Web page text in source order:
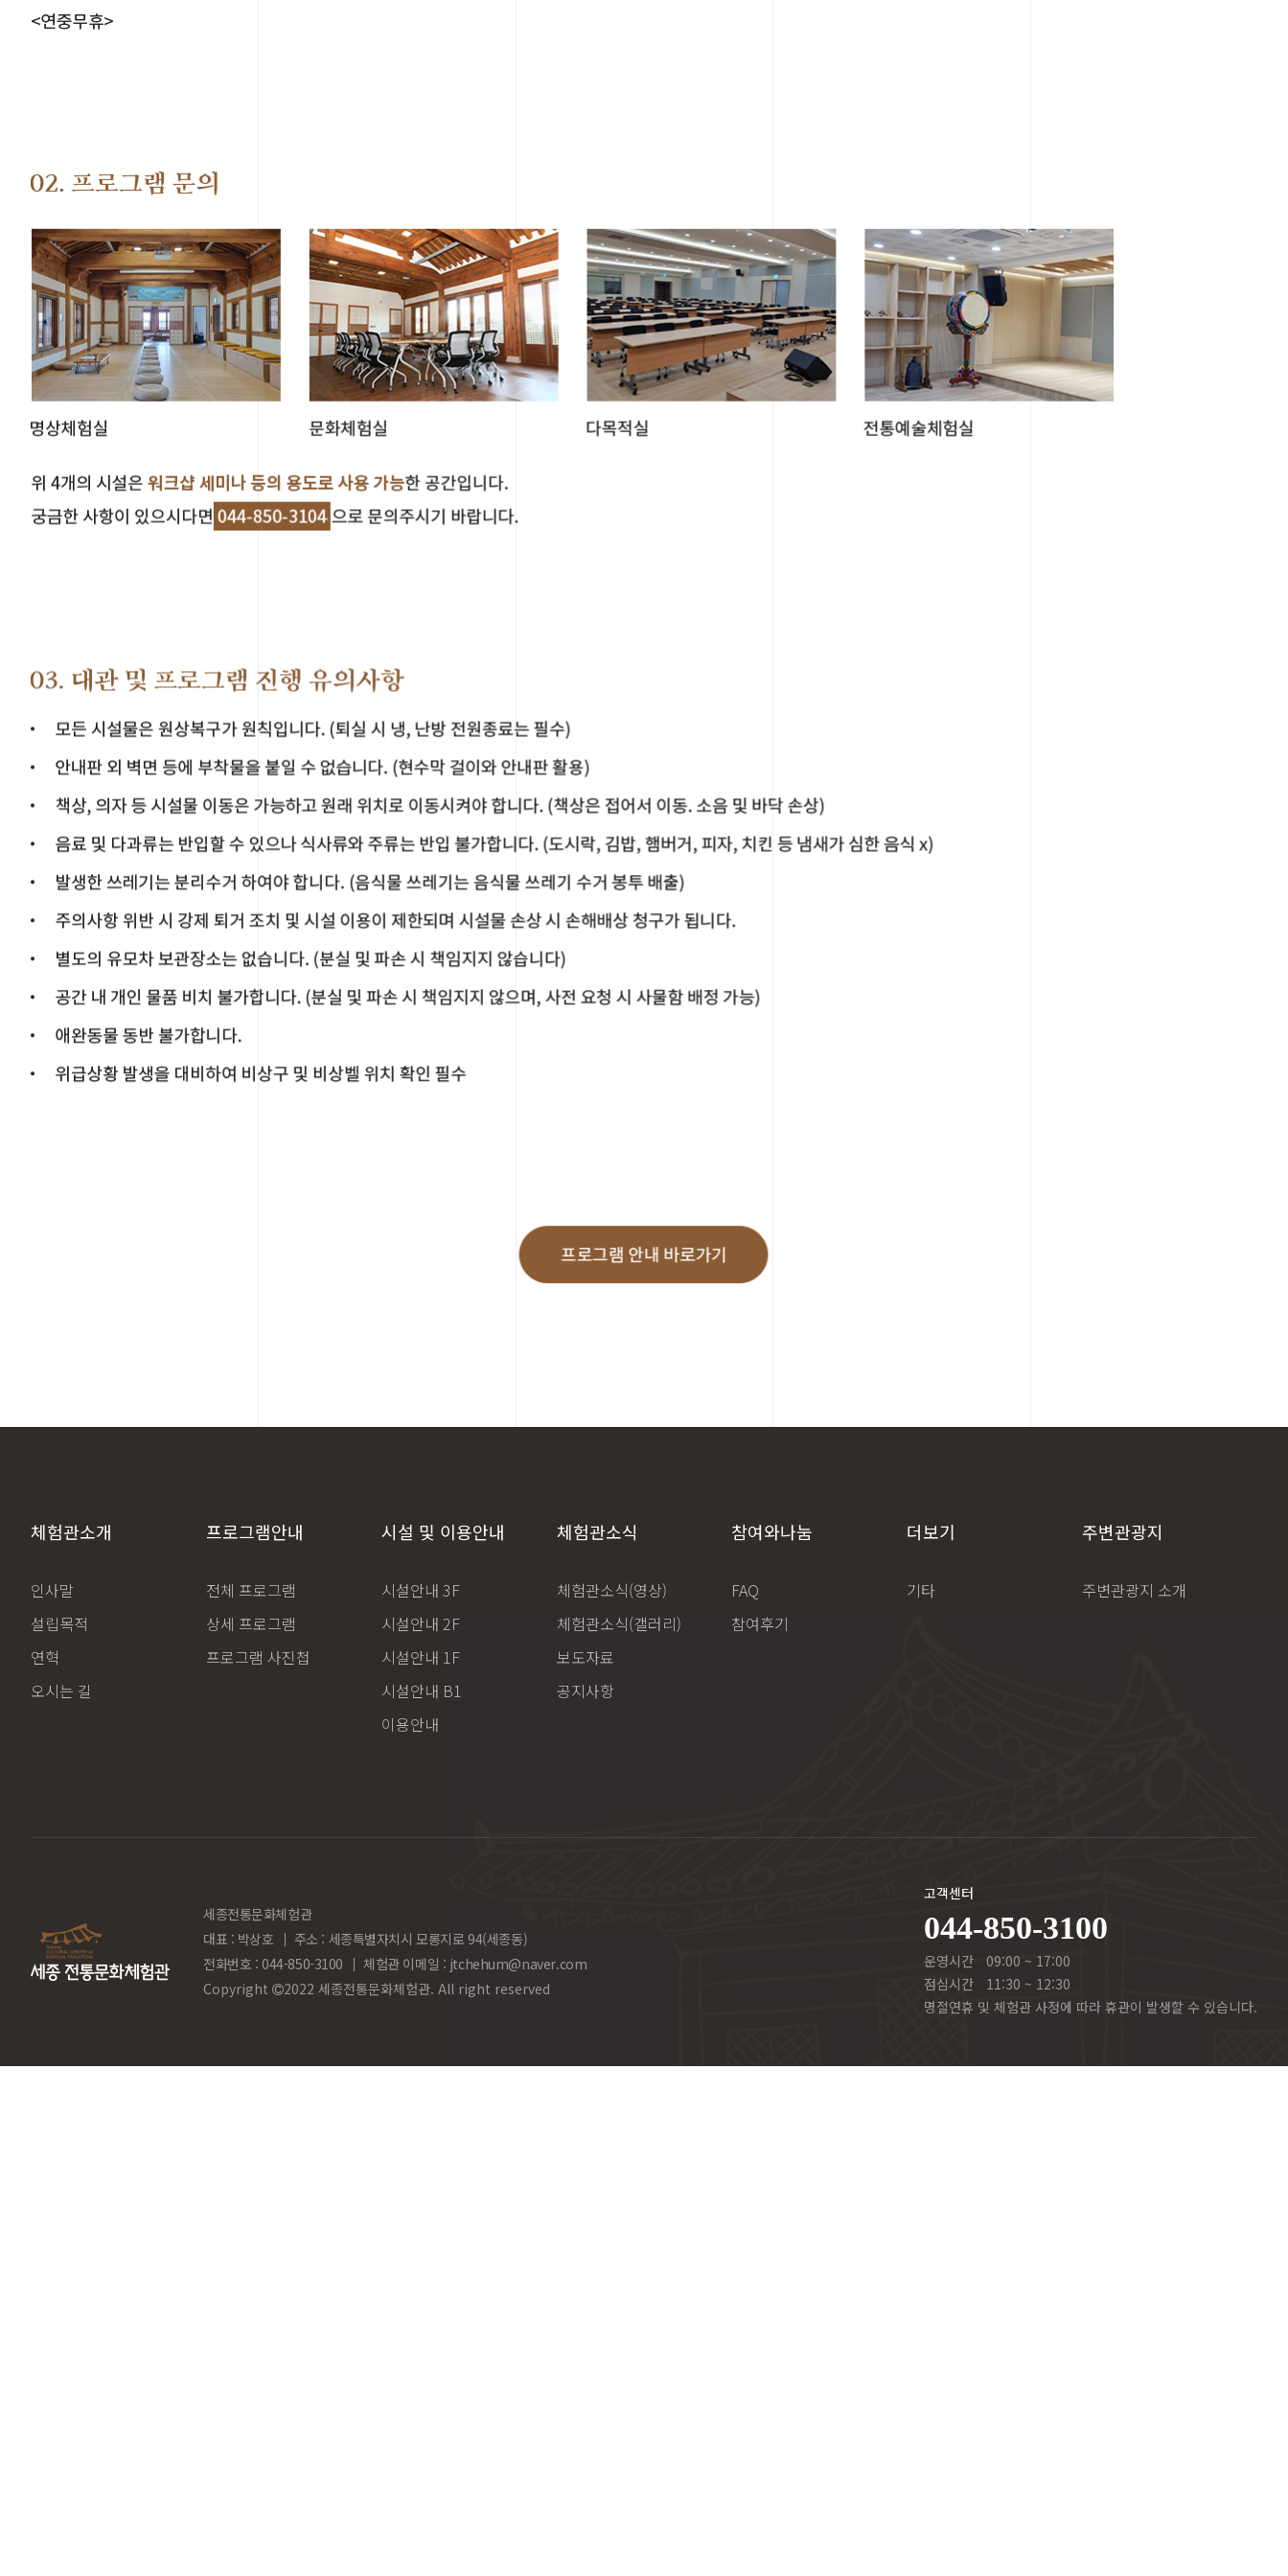
체험관소개
인사말
설립목적
연혁
오시는 길
프로그램안내
전체 프로그램
상세 프로그램
프로그램 사진첩
시설 및 이용안내
시설안내 3F
시설안내 2F
시설안내 1F
시설안내 B1
이용안내
체험관소식
체험관소식(영상)
체험관소식(갤러리)
보도자료
공지사항
참여와나눔
FAQ
참여후기
더보기
기타
주변관광지
주변관광지 소개
세종전통문화체험관
대표 : 박상호
주소 : 세종특별자치시 모롱지로 94(세종동)
전화번호 : 044-850-3100
체험관 이메일 : jtchehum@naver.com
Copyright
2022 세종전통문화체험관. All right reserved
고객센터
044-850-3100
운영시간
09:00 ~ 17:00
점심시간
11:30 ~ 12:30
명절연휴 및 체험관 사정에 따라 휴관이 발생할 수 있습니다.